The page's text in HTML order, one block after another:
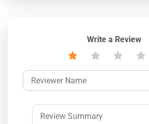
Write a Review